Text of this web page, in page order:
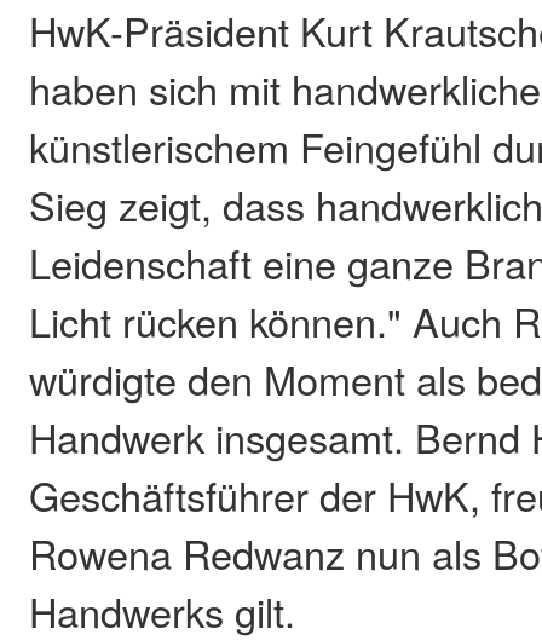
HwK-Präsident Kurt
haben sich mit
künstlerischem Feingefühl
Sieg zeigt, dass
Leidenschaft eine ganze
Licht rücken können." Auch
würdigte den Moment als
Handwerk insgesamt. Bernd
Geschäftsführer der HwK,
Rowena Redwanz nun als
Handwerks gilt.